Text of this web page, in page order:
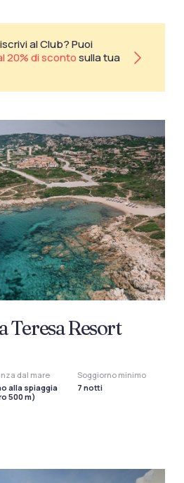
al Club? Puoi
20% di scontosulla tua
Teresa Resort
dal mare
alla spiaggia
500 m)
Soggiorno minimo
7 notti